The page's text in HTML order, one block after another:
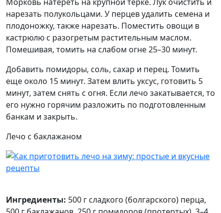
нарезать полукольцами. У перцев удалить семена и
плодоножку, также нарезать. Поместить овощи в
кастрюлю с разогретым растительным маслом.
Помешивая, томить на слабом огне 25–30 минут.
Добавить помидоры, соль, сахар и перец. Томить
еще около 15 минут. Затем влить уксус, готовить 5
минут, затем снять с огня. Если лечо закатывается, то
его нужно горячим разложить по подготовленным
банкам и закрыть.
Лечо с баклажаном
Ингредиенты: 500 г сладкого (болгарского) перца,